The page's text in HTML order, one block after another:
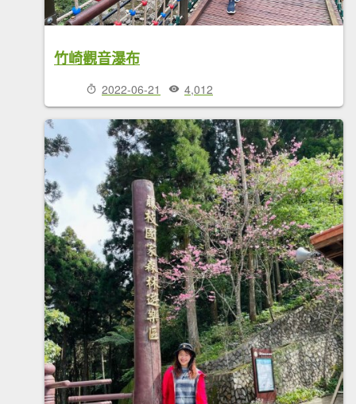
竹崎觀音瀑布
2022-06-21 4,012